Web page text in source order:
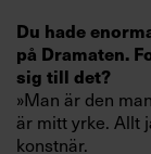
Villkor och
Sök
efter:
Du hade
på Dramaten.
sig till det?
»Man är den
är mitt yrke. Allt
konstnär.